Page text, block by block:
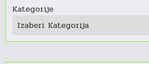
Kategorije